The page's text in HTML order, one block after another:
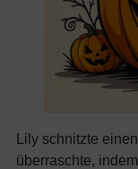
Lily schnitzte
überraschte,